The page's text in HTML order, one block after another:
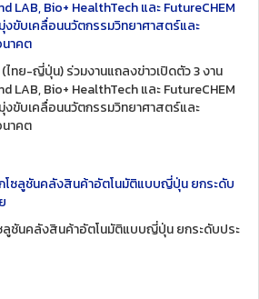
ไทย-ญี่ปุ่น) ร่วมงานแถลงข่าวเปิดตัว 3 งาน
LAB, Bio+ HealthTech และ FutureCHEM
งขับเคลื่อนนวัตกรรมวิทยาศาสตร์และ
าคต
ลูชันคลังสินค้าอัตโนมัติแบบญี่ปุ่น ยกระดับประ